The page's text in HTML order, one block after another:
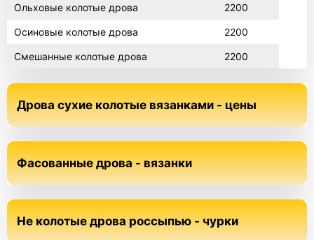
Ольховые колотые дрова 2200
Осиновые колотые дрова 2200
Смешанные колотые дрова 2200
Дрова сухие колотые вязанками - цены
Фасованные дрова - вязанки
Не колотые дрова россыпью - чурки